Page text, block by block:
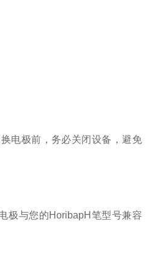
极前，务必关闭设备，避免
与您的HoribapH笔型号兼容